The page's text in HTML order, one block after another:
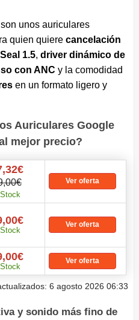
unos auriculares
quien quiere cancelación
1.5, driver dinámico de
con ANC y la comodidad
en un formato ligero y
Auriculares Google
mejor precio?
Ver oferta
Ver oferta
Ver oferta
6 agosto 2026 06:33
y sonido más fino de